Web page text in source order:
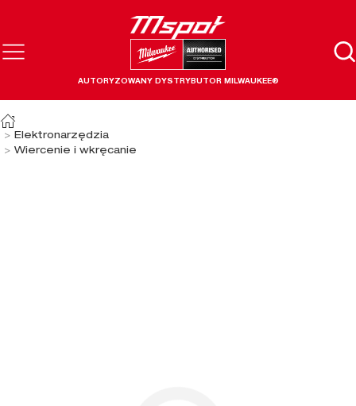
AUTORYZOWANY DYSTRYBUTOR MILWAUKEE®
Elektronarzędzia
Wiercenie i wkręcanie